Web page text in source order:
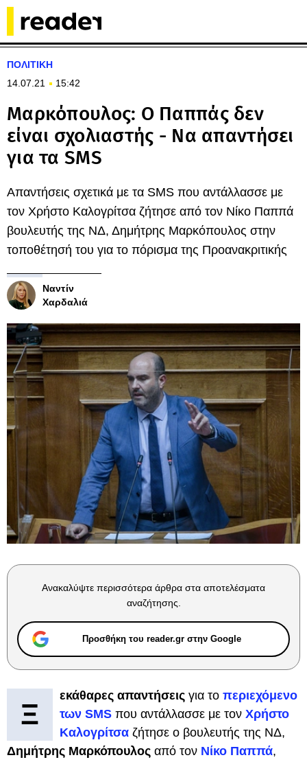
ΠΟΛΙΤΙΚΗ
14.07.21
15:42
Μαρκόπουλος: Ο Παππάς δεν
είναι σχολιαστής - Να απαντήσει
για τα SMS
Απαντήσεις σχετικά με τα SMS που αντάλλασσε με
τον Χρήστο Καλογρίτσα ζήτησε από τον Νίκο Παππά
βουλευτής της ΝΔ, Δημήτρης Μαρκόπουλος στην
τοποθέτησή του για το πόρισμα της Προανακριτικής
Ναντίν
Χαρδαλιά
Ανακαλύψτε περισσότερα άρθρα στα αποτελέσματα
αναζήτησης.
Προσθήκη του reader.gr στην Google
Ξ
εκάθαρες απαντήσεις για το περιεχόμενο
των SMS που αντάλλασσε με τον Χρήστο
Καλογρίτσα ζήτησε ο βουλευτής της ΝΔ,
Δημήτρης Μαρκόπουλος από τον Νίκο Παππά,